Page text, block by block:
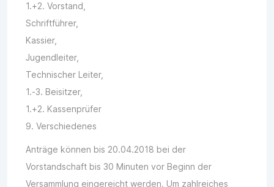
1.+2. Vorstand,
Schriftführer,
Kassier,
Jugendleiter,
Technischer Leiter,
1.-3. Beisitzer,
1.+2. Kassenprüfer
9. Verschiedenes
Anträge können bis 20.04.2018 bei der
Vorstandschaft bis 30 Minuten vor Beginn der
Versammlung eingereicht werden. Um zahlreiches